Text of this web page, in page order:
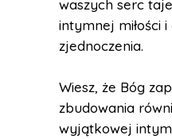
waszych serc
intymnej miłości i
zjednoczenia.
Wiesz, że Bóg
zbudowania
wyjątkowej